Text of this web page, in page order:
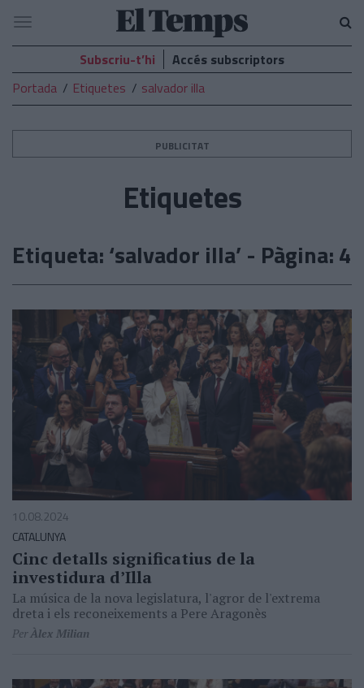
El
Temps
Navegació
Subscriu-t’hi
Accés subscriptors
Portada
Etiquetes salvador illa
PUBLICITAT
Etiquetes
Etiqueta: ‘salvador illa’ - Pàgina: 4
10.08.2024
CATALUNYA
Cinc detalls significatius de la
investidura d’Illa
La música de la nova legislatura, l'agror de l'extrema
dreta i els reconeixements a Pere Aragonès
PerÀlex Milian